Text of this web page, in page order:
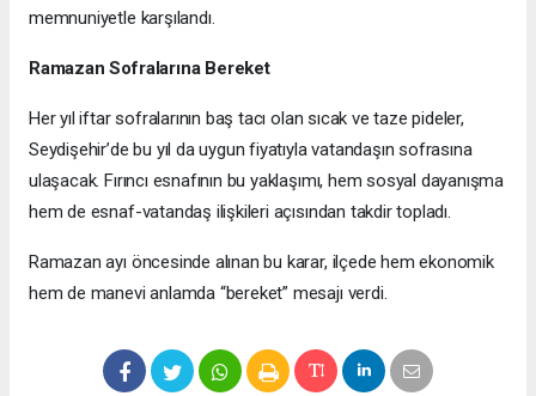
memnuniyetle karşılandı.
Ramazan Sofralarına Bereket
Her yıl iftar sofralarının baş tacı olan sıcak ve taze pideler,
Seydişehir’de bu yıl da uygun fiyatıyla vatandaşın sofrasına
ulaşacak. Fırıncı esnafının bu yaklaşımı, hem sosyal dayanışma
hem de esnaf-vatandaş ilişkileri açısından takdir topladı.
Ramazan ayı öncesinde alınan bu karar, ilçede hem ekonomik
hem de manevi anlamda “bereket” mesajı verdi.